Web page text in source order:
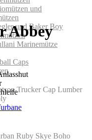
und
und Baker Boy
Caps
Abbey